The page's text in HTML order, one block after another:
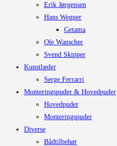
Erik Jørgensen
Hans Wegner
Getama
Ole Wanscher
Svend Skipper
Kunstlæder
Serge Ferrarri
Monteringspuder & Hovedpuder
Hovedpuder
Monteringspuder
Diverse
Bådtilbehør